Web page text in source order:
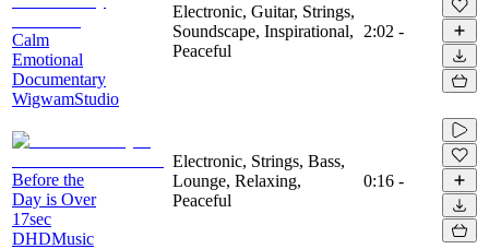
Calm
Emotional
Documentary
WigwamStudio
Electronic, Guitar, Strings,
Soundscape, Inspirational,
Peaceful
2:02 -
Before the
Day is Over
17sec
DHDMusic
Electronic, Strings, Bass,
Lounge, Relaxing,
Peaceful
0:16 -